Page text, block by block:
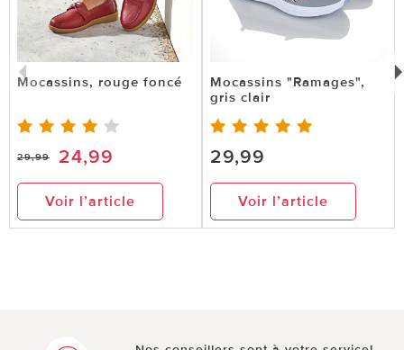
Mocassins, rouge foncé
29,99 24,99
Voir l’article
Mocassins "Ramages",
gris clair
29,99
Voir l’article